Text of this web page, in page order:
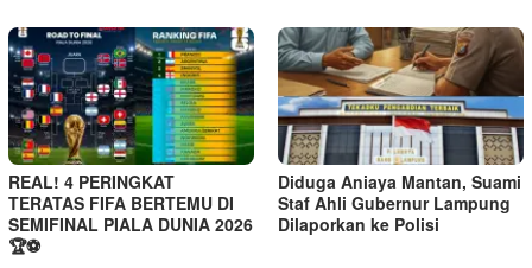
REAL! 4 PERINGKAT
TERATAS FIFA BERTEMU DI
SEMIFINAL PIALA DUNIA 2026
🏆⚽
Diduga Aniaya Mantan, Suami
Staf Ahli Gubernur Lampung
Dilaporkan ke Polisi